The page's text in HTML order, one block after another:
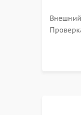
Внешний